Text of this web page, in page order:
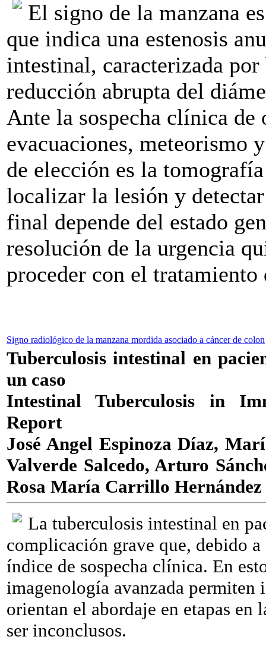
El signo de la manzana
que indica una estenosis
intestinal, caracterizada
reducción abrupta del
Ante la sospecha clínica de
evacuaciones, meteorismo
de elección es la
localizar la lesión y
final depende del estado
resolución de la urgencia
proceder con el
Signo radiológico de la manzana mordida asociado a cáncer de colon
Tuberculosis intestinal en
un caso
Intestinal Tuberculosis in
Report
José Angel Espinoza Díaz,
Valverde Salcedo, Arturo
Rosa María Carrillo Hernández
La tuberculosis intestinal en
complicación grave que, debido
índice de sospecha clínica. En
imagenología avanzada permiten
orientan el abordaje en etapas en
ser inconclusos.